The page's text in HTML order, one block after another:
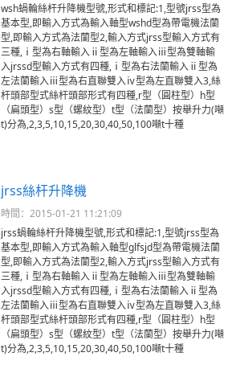
wsh蝸輪絲杆升降機型號,形式和標記:1,型號jrss型為
基本型,即輸入方式為輸入軸型wshd型為帶電機法蘭
型,即輸入方式為法蘭型2,輸入方式jrss型輸入方式有
三種,ⅰ型為右軸輸入ⅱ型為左軸輸入ⅲ型為雙軸輸
入jrssd型輸入方式有四種,ⅰ型為右法蘭輸入ⅱ型為
左法蘭輸入ⅲ型為右直聯雙入ⅳ型為左直聯雙入3,絲
杆頭部型式絲杆頭部形式有四種,r型（圓柱型）h型
（扁頭型）s型（螺紋型）t型（法蘭型）按舉升力(噸
t)分為,2,3,5,10,15,20,30,40,50,100噸t十種
jrss絲杆升降機
時間：2015-01-21 11:21:09
jrss蝸輪絲杆升降機型號,形式和標記:1,型號jrss型為
基本型,即輸入方式為輸入軸型glfsjd型為帶電機法蘭
型,即輸入方式為法蘭型2,輸入方式jrss型輸入方式有
三種,ⅰ型為右軸輸入ⅱ型為左軸輸入ⅲ型為雙軸輸
入jrssd型輸入方式有四種,ⅰ型為右法蘭輸入ⅱ型為
左法蘭輸入ⅲ型為右直聯雙入ⅳ型為左直聯雙入3,絲
杆頭部型式絲杆頭部形式有四種,r型（圓柱型）h型
（扁頭型）s型（螺紋型）t型（法蘭型）按舉升力(噸
t)分為,2,3,5,10,15,20,30,40,50,100噸t十種